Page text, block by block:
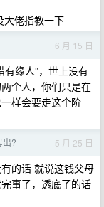
大佬指教一下
6 月 15 日
缘人”，世上没有
个人，你们只是在
样会要走这个阶
出? 5 月 25 日
的话 就说这钱父母
事了，透底了的话